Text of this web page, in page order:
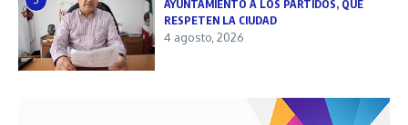
AYUNTAMIENTO A LOS PARTIDOS, QUE
RESPETEN LA CIUDAD
4 agosto, 2026